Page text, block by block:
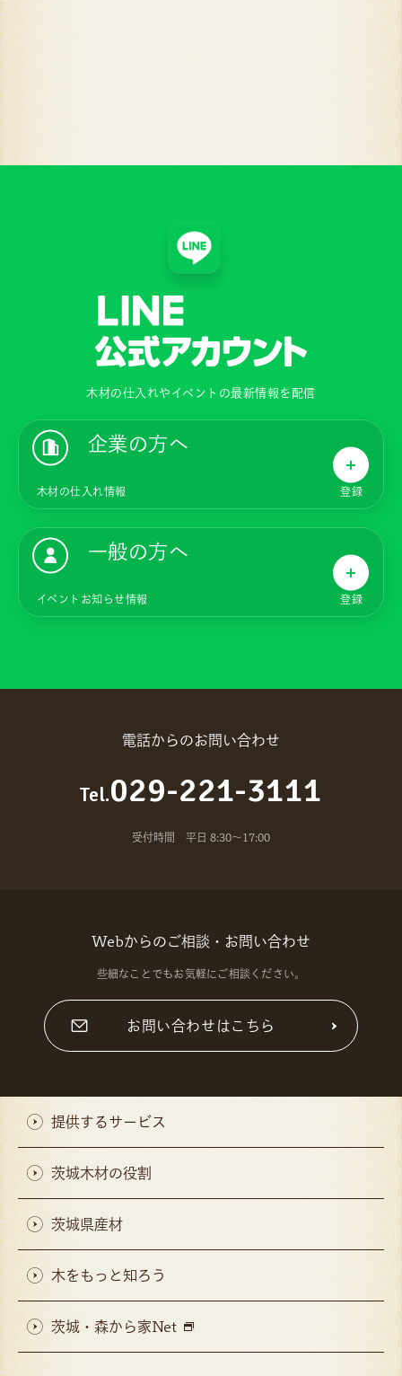
木材の仕入れやイベントの最新情報を配信
企業の方へ
木材の仕入れ情報 登録
一般の方へ
イベントお知らせ情報 登録
電話からのお問い合わせ
Tel.029-221-3111
受付時間 平日 8:30～17:00
Webからのご相談・お問い合わせ
些細なことでもお気軽にご相談ください。
お問い合わせはこちら
提供するサービス
茨城木材の役割
茨城県産材
木をもっと知ろう
茨城・森から家Net